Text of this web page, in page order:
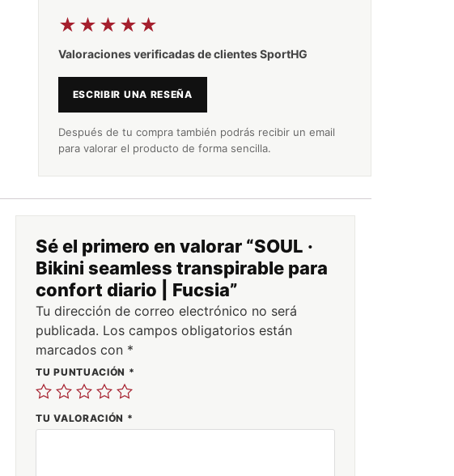
★★★★★
Valoraciones verificadas de clientes SportHG
ESCRIBIR UNA RESEÑA
Después de tu compra también podrás recibir un email
para valorar el producto de forma sencilla.
Sé el primero en valorar “SOUL ·
Bikini seamless transpirable para
confort diario | Fucsia”
Tu dirección de correo electrónico no será
publicada. Los campos obligatorios están
marcados con *
TU PUNTUACIÓN *
TU VALORACIÓN *